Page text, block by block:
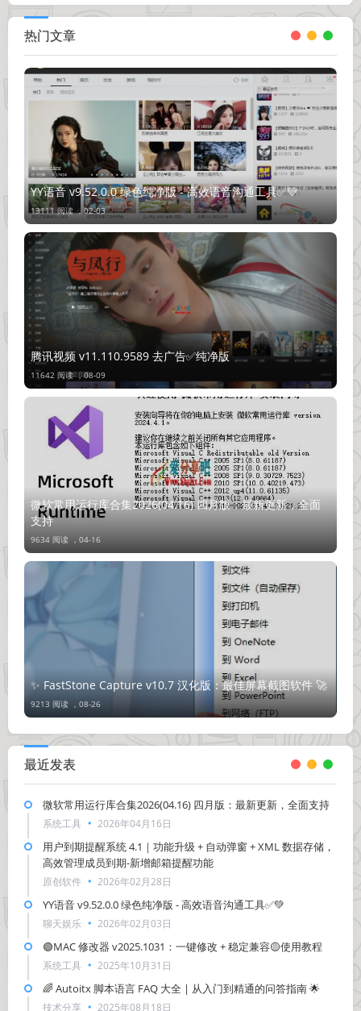
热门文章
YY语音 v9.52.0.0 绿色纯净版 - 高效语音沟通工具✅💚
13111 阅读 ， 02-03
腾讯视频 v11.110.9589 去广告✅纯净版
11642 阅读 ，08-09
微软常用运行库合集2026(04.16) 四月版：最新更新，全面
支持
9634 阅读 ， 04-16
✨ FastStone Capture v10.7 汉化版：最佳屏幕截图软件 🚀
9213 阅读 ， 08-26
最近发表
微软常用运行库合集2026(04.16) 四月版：最新更新，全面支持
系统工具 2026年04月16日
用户到期提醒系统 4.1｜功能升级 + 自动弹窗 + XML 数据存储，
高效管理成员到期-新增邮箱提醒功能
原创软件 2026年02月28日
YY语音 v9.52.0.0 绿色纯净版 - 高效语音沟通工具✅💚
聊天娱乐 2026年02月03日
🟢MAC 修改器 v2025.1031：一键修改 + 稳定兼容🟡使用教程
系统工具 2025年10月31日
🌈 Autoitx 脚本语言 FAQ 大全 | 从入门到精通的问答指南 🌟
技术分享 2025年08月18日